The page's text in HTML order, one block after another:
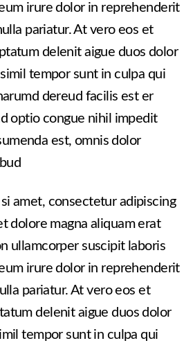
irure dolor in reprehenderit
pariatur. At vero eos et
delenit aigue duos dolor
tempor sunt in culpa qui
dereud facilis est er
optio congue nihil impedit
est, omnis dolor
amet, consectetur adipiscing
dolore magna aliquam erat
ullamcorper suscipit laboris
irure dolor in reprehenderit
pariatur. At vero eos et
delenit aigue duos dolor
tempor sunt in culpa qui